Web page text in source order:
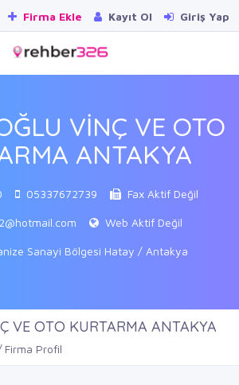
Firma Ekle Kayıt Ol Giriş Yap
VİNÇ VE OTO
ANTAKYA
05337672739 Fax Aktif Değil
Web Aktif Değil
Sanayi Bölgesi Hatay / Antakya
VE OTO KURTARMA ANTAKYA
Firma Profil